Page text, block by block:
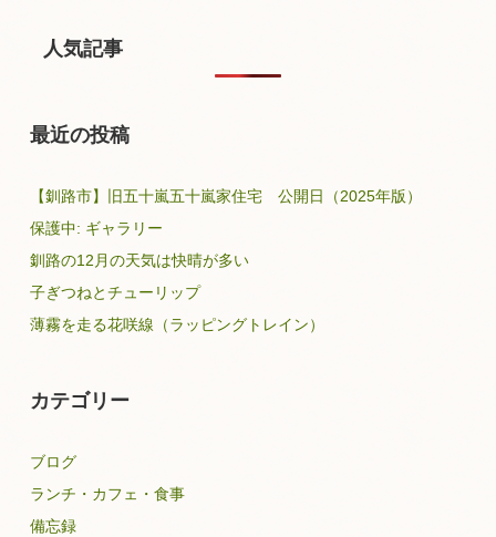
人気記事
最近の投稿
【釧路市】旧五十嵐五十嵐家住宅 公開日（2025年版）
保護中: ギャラリー
釧路の12月の天気は快晴が多い
子ぎつねとチューリップ
薄霧を走る花咲線（ラッピングトレイン）
カテゴリー
ブログ
ランチ・カフェ・食事
備忘録